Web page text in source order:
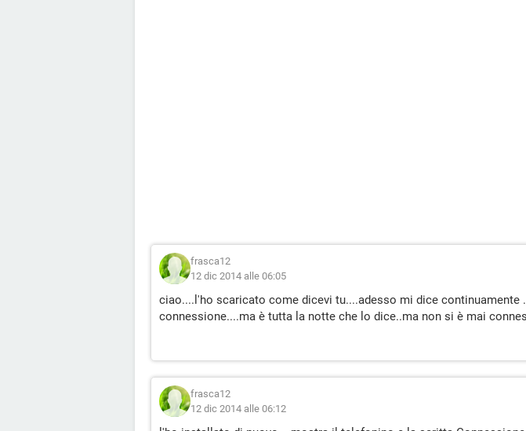
frasca12
12 dic 2014 alle 06:05
ciao....l'ho scaricato come dicevi tu....adesso mi dice continuamente
connessione....ma è tutta la notte che lo dice..ma non si è mai
frasca12
12 dic 2014 alle 06:12